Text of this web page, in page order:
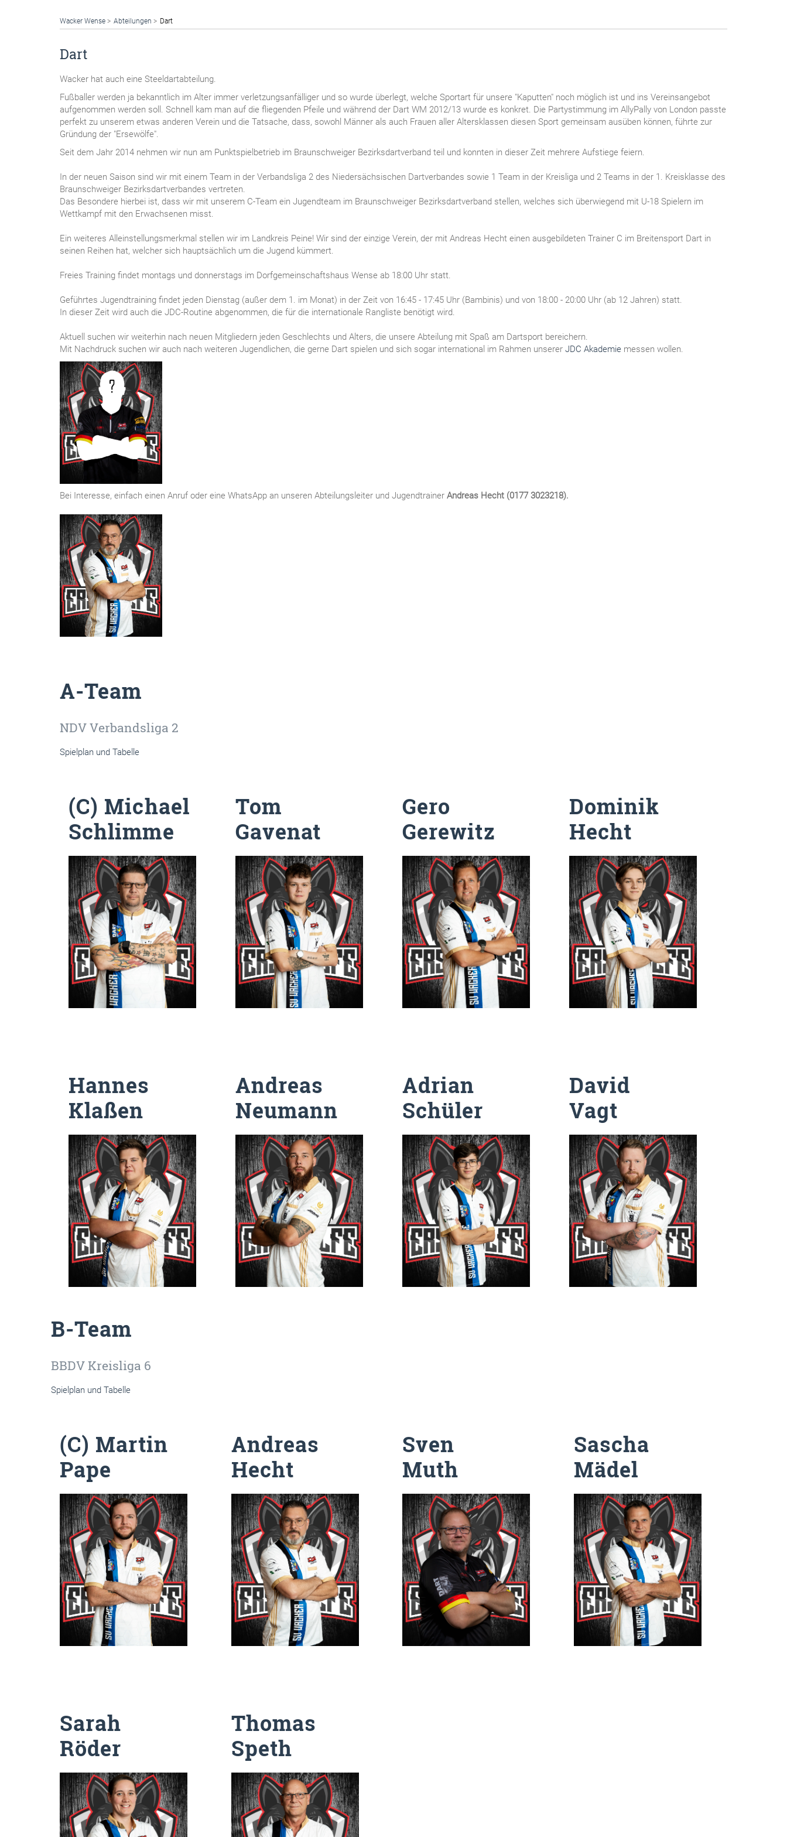
Wacker Wense Abteilungen Dart
Dart
Wacker hat auch eine Steeldartabteilung.
Fußballer werden ja bekanntlich im Alter immer verletzungsanfälliger und so wurde überlegt, welche Sportart für unsere "Kaputten" noch möglich ist und ins Vereinsangebot
aufgenommen werden soll. Schnell kam man auf die fliegenden Pfeile und während der Dart WM 2012/13 wurde es konkret. Die Partystimmung im AllyPally von London passte
perfekt zu unserem etwas anderen Verein und die Tatsache, dass, sowohl Männer als auch Frauen aller Altersklassen diesen Sport gemeinsam ausüben können, führte zur
Gründung der "Ersewölfe".
Seit dem Jahr 2014 nehmen wir nun am Punktspielbetrieb im Braunschweiger Bezirksdartverband teil und konnten in dieser Zeit mehrere Aufstiege feiern.
In der neuen Saison sind wir mit einem Team in der Verbandsliga 2 des Niedersächsischen Dartverbandes sowie 1 Team in der Kreisliga und 2 Teams in der 1. Kreisklasse des
Braunschweiger Bezirksdartverbandes vertreten.
Das Besondere hierbei ist, dass wir mit unserem C-Team ein Jugendteam im Braunschweiger Bezirksdartverband stellen, welches sich überwiegend mit U-18 Spielern im
Wettkampf mit den Erwachsenen misst.
Ein weiteres Alleinstellungsmerkmal stellen wir im Landkreis Peine! Wir sind der einzige Verein, der mit Andreas Hecht einen ausgebildeten Trainer C im Breitensport Dart in
seinen Reihen hat, welcher sich hauptsächlich um die Jugend kümmert.
Freies Training findet montags und donnerstags im Dorfgemeinschaftshaus Wense ab 18:00 Uhr statt.
Geführtes Jugendtraining findet jeden Dienstag (außer dem 1. im Monat) in der Zeit von 16:45 - 17:45 Uhr (Bambinis) und von 18:00 - 20:00 Uhr (ab 12 Jahren) statt.
In dieser Zeit wird auch die JDC-Routine abgenommen, die für die internationale Rangliste benötigt wird.
Aktuell suchen wir weiterhin nach neuen Mitgliedern jeden Geschlechts und Alters, die unsere Abteilung mit Spaß am Dartsport bereichern.
Mit Nachdruck suchen wir auch nach weiteren Jugendlichen, die gerne Dart spielen und sich sogar international im Rahmen unserer JDC Akademie messen wollen.
Bei Interesse, einfach einen Anruf oder eine WhatsApp an unseren Abteilungsleiter und Jugendtrainer Andreas Hecht (0177 3023218).
A-Team
NDV Verbandsliga 2
Spielplan und Tabelle
(C) Michael
Schlimme
Tom
Gavenat
Gero
Gerewitz
Dominik
Hecht
Hannes
Klaßen
Andreas
Neumann
Adrian
Schüler
David
Vagt
B-Team
BBDV Kreisliga 6
Spielplan und Tabelle
(C) Martin
Pape
Andreas
Hecht
Sven
Muth
Sascha
Mädel
Sarah
Röder
Thomas
Speth